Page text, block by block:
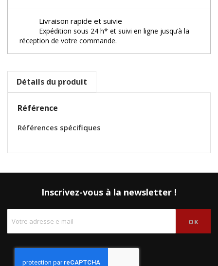
Livraison rapide et suivie
Expédition sous 24 h* et suivi en ligne jusqu’à la
réception de votre commande.
Détails du produit
Référence
Références spécifiques
Inscrivez-vous à la newsletter !